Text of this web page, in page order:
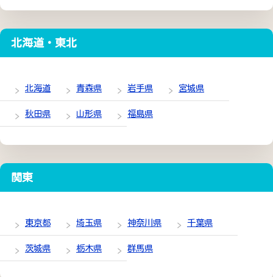
北海道・東北
北海道 青森県 岩手県 宮城県
秋田県 山形県 福島県
関東
東京都 埼玉県 神奈川県 千葉県
茨城県 栃木県 群馬県